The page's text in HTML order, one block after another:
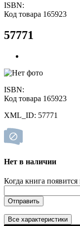
ISBN:
Код товара 165923
57771
ISBN:
Код товара 165923
XML_ID: 57771
Нет в наличии
Когда книга
Отправить
Все характеристики